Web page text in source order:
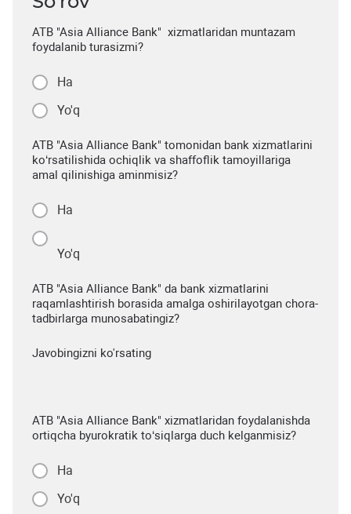
ATB "Asia Alliance Bank" xizmatlaridan muntazam
foydalanib turasizmi?
Ha
Yo'q
ATB "Asia Alliance Bank" tomonidan bank xizmatlarini
ko‘rsatilishida ochiqlik va shaffoflik tamoyillariga
amal qilinishiga aminmisiz?
Ha
Yo'q
ATB "Asia Alliance Bank" da bank xizmatlarini
raqamlashtirish borasida amalga oshirilayotgan chora-
tadbirlarga munosabatingiz?
Javobingizni ko'rsating
ATB "Asia Alliance Bank" xizmatlaridan foydalanishda
ortiqcha byurokratik to‘siqlarga duch kelganmisiz?
Ha
Yo'q